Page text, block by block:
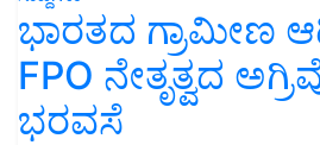
ಭಾರತದ ಗ್ರಾಮೀಣ
FPO ನೇತೃತ್ವದ
ಭರವಸೆ